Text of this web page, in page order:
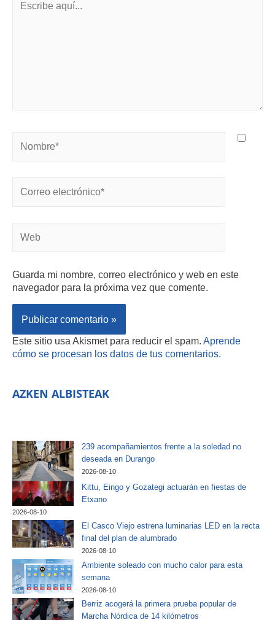
Guarda mi nombre, correo electrónico y web en este
navegador para la próxima vez que comente.
Este sitio usa Akismet para reducir el spam. Aprende
cómo se procesan los datos de tus comentarios.
AZKEN ALBISTEAK
239 acompañamientos frente a la soledad no
deseada en Durango
2026-08-10
Kittu, Eingo y Gozategi actuarán en fiestas de
Etxano
2026-08-10
El Casco Viejo estrena luminarias LED en la recta
final del plan de alumbrado
2026-08-10
Ambiente soleado con mucho calor para esta
semana
2026-08-10
Berriz acogerá la primera prueba popular de
Marcha Nórdica de 14 kilómetros